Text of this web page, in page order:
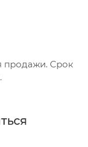
продажи. Срок